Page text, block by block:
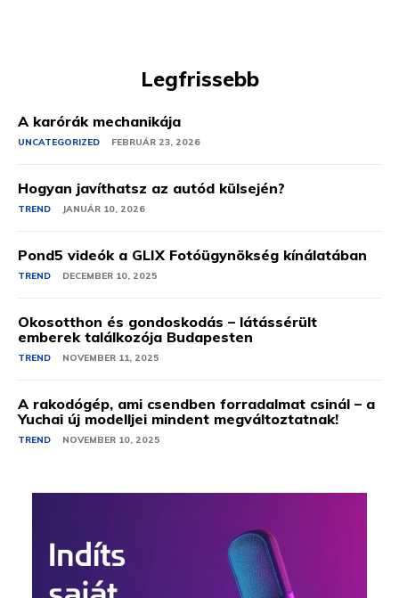
Legfrissebb
A karórák mechanikája
UNCATEGORIZED FEBRUÁR 23, 2026
Hogyan javíthatsz az autód külsején?
TREND JANUÁR 10, 2026
Pond5 videók a GLIX Fotóügynökség kínálatában
TREND DECEMBER 10, 2025
Okosotthon és gondoskodás – látássérült
emberek találkozója Budapesten
TREND NOVEMBER 11, 2025
A rakodógép, ami csendben forradalmat csinál – a
Yuchai új modelljei mindent megváltoztatnak!
TREND NOVEMBER 10, 2025